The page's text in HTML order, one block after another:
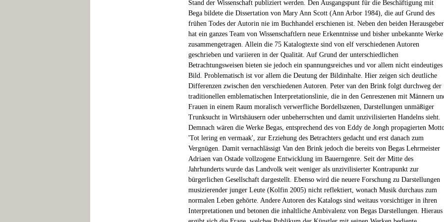
Stand der Wissenschaft publiziert werden. Den Ausgangspunt für die Beschäftigung mit
Bega bildete die Dissertation von Mary Ann Scott (Ann Arbor 1984), die auf Grund des
frühen Todes der Autorin nie im Buchhandel erschienen ist. Neben den beiden
hat ein ganzes Team von Wissenschaftlern neue Erkenntnisse und bisher unbekannte Werke
zusammengetragen. Allein die 75 Katalogtexte sind von elf verschiedenen Autoren
geschrieben und variieren in der Qualität. Auf Grund der unterschiedlichen
Betrachtungsweisen bieten sie jedoch ein spannungsreiches und vor allem nicht eindeutiges
Bild. Problematisch ist vor allem die Deutung der Bildinhalte. Hier zeigen sich deutliche
Differenzen zwischen den verschiedenen Autoren. Peter van den Brink folgt durchweg der
traditionellen emblematischen Interpretationslinie, die in den Genreszenen mit Männern
Frauen in einem Raum moralisch verwerfliche Bordellszenen, Darstellungen unmäßiger
Trunksucht in Wirtshäusern oder unbeherrschten und damit unzivilisierten Handelns sieht.
Demnach wären die Werke Begas, entsprechend des von Eddy de Jongh propagierten
'Tot lering en vermaak', zur Erziehung des Betrachters gedacht und erst danach zum
Vergnügen. Damit vernachlässigt Van den Brink jedoch die bereits von Begas Lehrmeister
Adriaen van Ostade vollzogene Entwicklung im Bauerngenre. Seit der Mitte des
Jahrhunderts wurde das Landvolk weit weniger als unzivilisierter Kontrapunkt zur
bürgerlichen Gesellschaft dargestellt. Ebenso wird die neuere Forschung zu Darstellungen
musizierender junger Leute (Kolfin 2005) nicht reflektiert, wonach Musik durchaus zum
normalen Leben gehörte. Andere Autoren des Katalogs sind weitaus vorsichtiger in ihren
Interpretationen und betonen die inhaltliche Ambivalenz von Begas Darstellungen. Hieraus